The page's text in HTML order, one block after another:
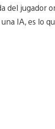
del jugador
IA, es lo